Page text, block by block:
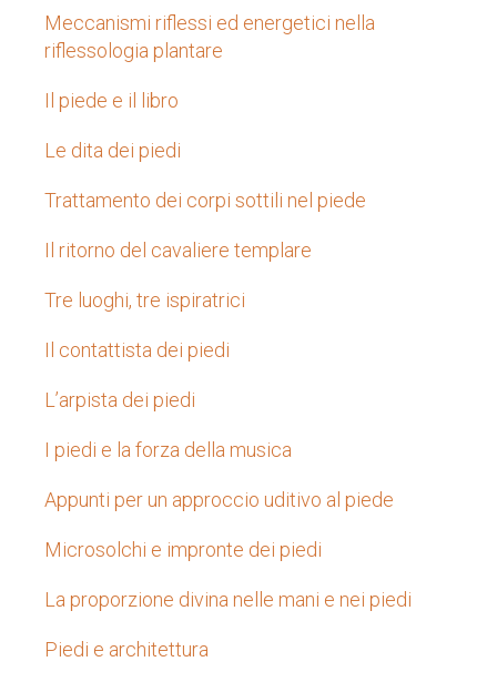
Meccanismi riflessi ed energetici nella
riflessologia plantare
Il piede e il libro
Le dita dei piedi
Trattamento dei corpi sottili nel piede
Il ritorno del cavaliere templare
Tre luoghi, tre ispiratrici
Il contattista dei piedi
L’arpista dei piedi
I piedi e la forza della musica
Appunti per un approccio uditivo al piede
Microsolchi e impronte dei piedi
La proporzione divina nelle mani e nei piedi
Piedi e architettura